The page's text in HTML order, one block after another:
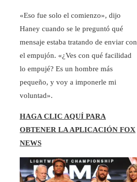
«Eso fue solo el comienzo», dijo
Haney cuando se le preguntó qué
mensaje estaba tratando de enviar con
el empujón. «¿Ves con qué facilidad
lo empujé? Es un hombre más
pequeño, y voy a imponerle mi
voluntad».
HAGA CLIC AQUÍ PARA
OBTENER LA APLICACIÓN FOX
NEWS